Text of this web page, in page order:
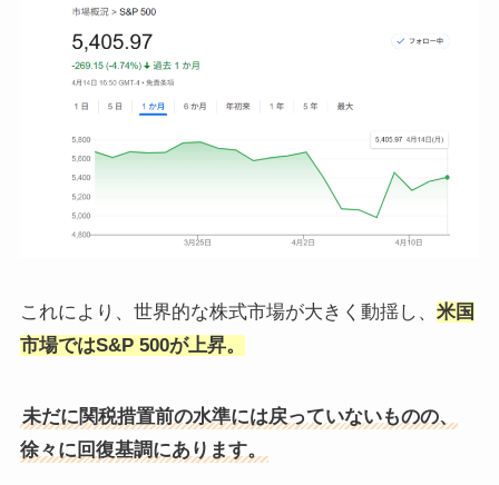
​これにより、世界的な株式市場が大きく動揺し、 米国
市場ではS&P 500が上昇。
未だに関税措置前の水準には戻っていないものの、
徐々に回復基調にあります。